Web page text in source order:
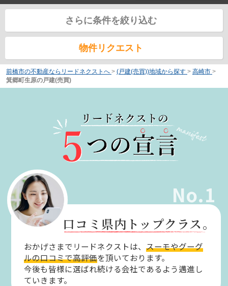
さらに条件を絞り込む
物件リクエスト
前橋市の不動産ならリードネクストへ > (戸建(売買))地域から探す > 高崎市 >
箕郷町生原の戸建(売買)
No.1
口コミ県内トップクラス。
おかげさまでリードネクストは、スーモやグーグ
ルの口コミで高評価を頂いております。
今後も皆様に選ばれ続ける会社であるよう邁進し
ていきます。